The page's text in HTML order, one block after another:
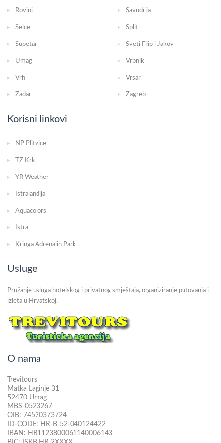
Rovinj Savudrija
Selce Split
Supetar Sveti Filip i Jakov
Umag Vrbnik
Vrh Vrsar
Zadar Zagreb
Korisni linkovi
NP Plitvice
TZ Krk
YR Weather
Istralandija
Aquacolors
Istra
Kringa Adrenalin Park
Usluge
Pružanje usluga hotelskog i privatnog smještaja, organiziranje putovanja i
izleta u Hrvatskoj.
O nama
Trevitours
Matka Laginje 31
52470 Umag
MBS-0523267
OIB: 74520373724
ID-CODE: HR-B-52-040124422
IBAN: HR1123800061140006143